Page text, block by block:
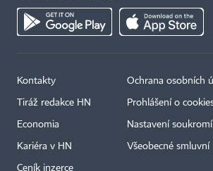
Kontakty
Tiráž redakce HN
Economia
Kariéra v HN
Ceník inzerce
Ochrana osobních
Prohlášení o
Nastavení soukromí
Všeobecné